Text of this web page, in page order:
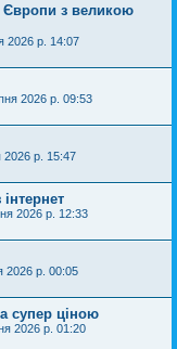
Європи з великою
2026 р. 14:07
2026 р. 09:53
р. 15:47
2026 р. 12:33
2026 р. 00:05
супер ціною
2026 р. 01:20